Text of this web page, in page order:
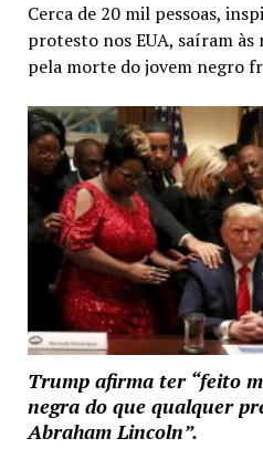
Cerca de 20 mil pessoas,
protesto nos EUA, saíram
pela morte do jovem negro
Trump afirma ter “feito
negra do que qualquer
Abraham Lincoln”.